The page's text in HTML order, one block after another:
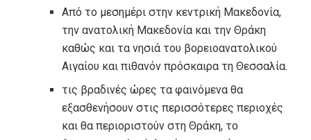
Από το μεσημέρι στην κεντρική Μακεδονία,
την ανατολική Μακεδονία και την Θράκη
καθώς και τα νησιά του βορειοανατολικού
Αιγαίου και πιθανόν πρόσκαιρα τη Θεσσαλία.
τις βραδινές ώρες τα φαινόμενα θα
εξασθενήσουν στις περισσότερες περιοχές
και θα περιοριστούν στη Θράκη, το